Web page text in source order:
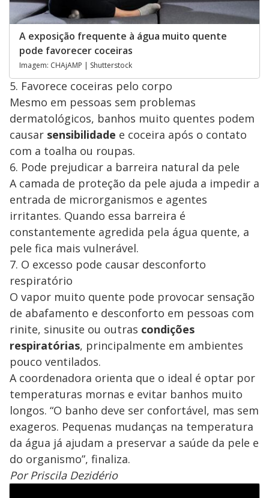
A exposição frequente à água muito quente
pode favorecer coceiras
Imagem: CHAjAMP | Shutterstock
5. Favorece coceiras pelo corpo
Mesmo em pessoas sem problemas
dermatológicos, banhos muito quentes podem
causar sensibilidade e coceira após o contato
com a toalha ou roupas.
6. Pode prejudicar a barreira natural da pele
A camada de proteção da pele ajuda a impedir a
entrada de microrganismos e agentes
irritantes. Quando essa barreira é
constantemente agredida pela água quente, a
pele fica mais vulnerável.
7. O excesso pode causar desconforto
respiratório
O vapor muito quente pode provocar sensação
de abafamento e desconforto em pessoas com
rinite, sinusite ou outras condições
respiratórias, principalmente em ambientes
pouco ventilados.
A coordenadora orienta que o ideal é optar por
temperaturas mornas e evitar banhos muito
longos. “O banho deve ser confortável, mas sem
exageros. Pequenas mudanças na temperatura
da água já ajudam a preservar a saúde da pele e
do organismo”, finaliza.
Por Priscila Dezidério